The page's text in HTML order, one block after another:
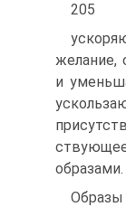
205
желание,
и
образами.
Образы